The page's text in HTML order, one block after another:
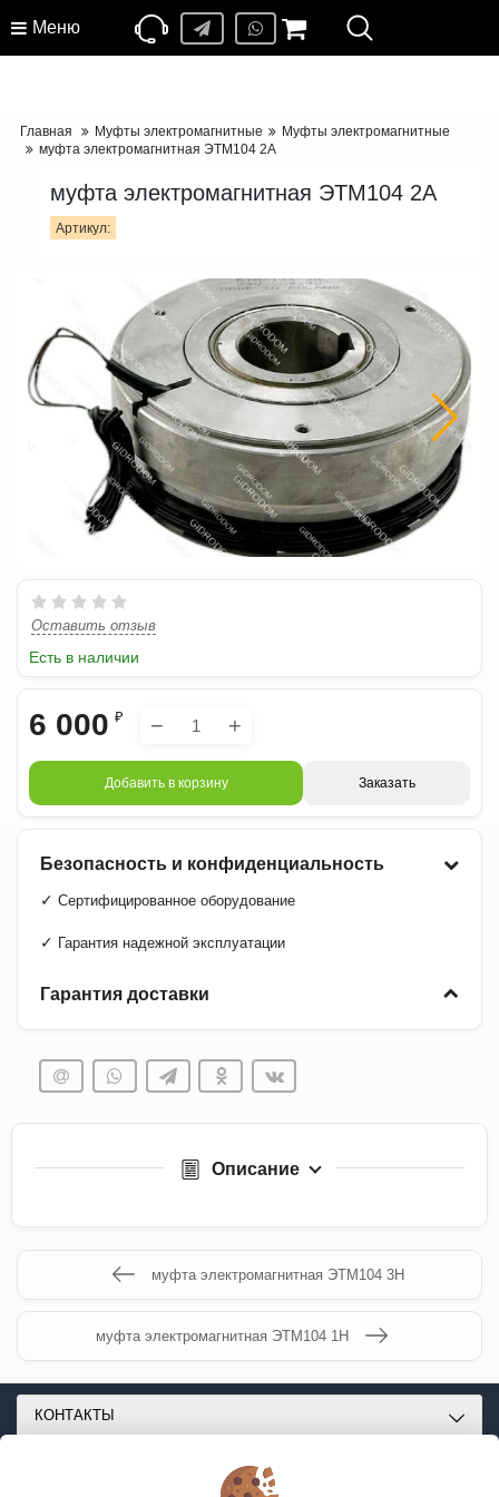
Меню
Главная Муфты электромагнитные
Муфты электромагнитные
муфта электромагнитная ЭТМ104 2А
муфта электромагнитная ЭТМ104 2А
Артикул:
Оставить отзыв
Есть в наличии
6 000 ₽ − +
Добавить в корзину Заказать
Безопасность и конфиденциальность
✓ Сертифицированное оборудование
✓ Гарантия надежной эксплуатации
Гарантия доставки
Описание
муфта электромагнитная ЭТМ104 3Н
муфта электромагнитная ЭТМ104 1Н
КОНТАКТЫ